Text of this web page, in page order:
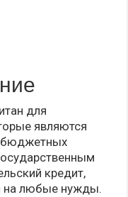
для
являются
бюджетных
кредит,
на любые нужды.